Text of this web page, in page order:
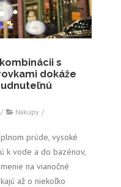
s
dokáže
/ Nákupy /
prúde, vysoké
k vode a do bazénov,
na vianočné
až o niekoľko